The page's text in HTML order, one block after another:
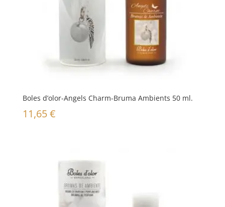
Boles d’olor-Angels Charm-Bruma Ambients 50 ml.
11,65€